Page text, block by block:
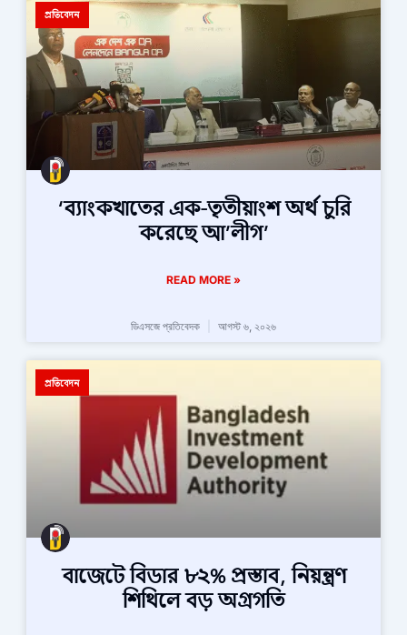
প্রতিবেদন
‘ব্যাংকখাতের এক-তৃতীয়াংশ অর্থ চুরি
করেছে আ’লীগ’
READ MORE »
ডিএসজে প্রতিবেদক আগস্ট ৬, ২০২৬
প্রতিবেদন
বাজেটে বিডার ৮২% প্রস্তাব, নিয়ন্ত্রণ
শিথিলে বড় অগ্রগতি